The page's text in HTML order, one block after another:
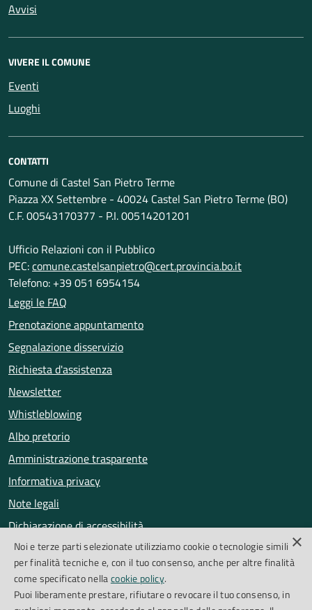
Avvisi
VIVERE IL COMUNE
Eventi
Luoghi
CONTATTI
Comune di Castel San Pietro Terme
Piazza XX Settembre - 40024 Castel San Pietro Terme (BO)
C.F. 00543170377 - P.I. 00514201201
Ufficio Relazioni con il Pubblico
PEC:comune.castelsanpietro@cert.provincia.bo.it
Telefono: +39 051 6954154
Leggi le FAQ
Prenotazione appuntamento
Segnalazione disservizio
Richiesta d'assistenza
Newsletter
Whistleblowing
Albo pretorio
Amministrazione trasparente
Informativa privacy
Note legali
Dichiarazione di accessibilità
Obiettivi di accessibilità
Segnalazioni accessibilità
×
Noi e terze parti selezionate utilizziamo cookie o tecnologie simili
per finalità tecniche e, con il tuo consenso, anche per altre finalità
come specificato nellacookie policy.
Puoi liberamente prestare, rifiutare o revocare il tuo consenso, in